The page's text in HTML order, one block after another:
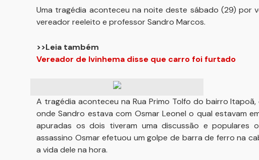
Uma tragédia aconteceu na noite deste sábado (29) por
vereador reeleito e professor Sandro Marcos.
>>Leia também
Vereador de Ivinhema disse que carro foi furtado
A tragédia aconteceu na Rua Primo Tolfo do bairro
onde Sandro estava com Osmar Leonel o qual estavam
apuradas os dois tiveram uma discussão e
assassino Osmar efetuou um golpe de barra de ferro na
a vida dele na hora.